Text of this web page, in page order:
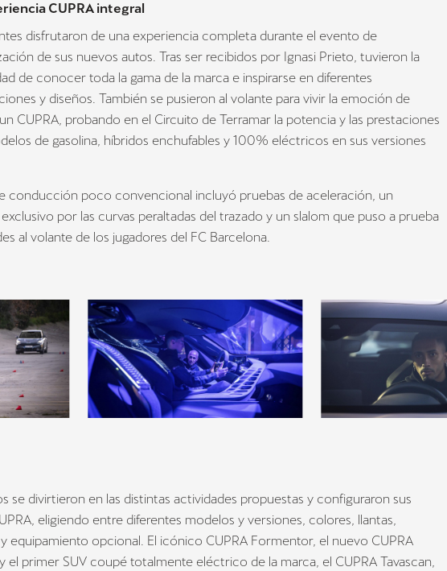
CUPRA integral
disfrutaron de una experiencia completa durante el evento de
de sus nuevos autos. Tras ser recibidos por Ignasi Prieto, tuvieron la
de conocer toda la gama de la marca e inspirarse en diferentes
y diseños. También se pusieron al volante para vivir la emoción de
CUPRA, probando en el Circuito de Terramar la potencia y las prestaciones
de gasolina, híbridos enchufables y 100% eléctricos en sus versiones
conducción poco convencional incluyó pruebas de aceleración, un
por las curvas peraltadas del trazado y un slalom que puso a prueba
al volante de los jugadores del FC Barcelona.
se divirtieron en las distintas actividades propuestas y configuraron sus
eligiendo entre diferentes modelos y versiones, colores, llantas,
equipamiento opcional. El icónico CUPRA Formentor, el nuevo CUPRA
el primer SUV coupé totalmente eléctrico de la marca, el CUPRA Tavascan,